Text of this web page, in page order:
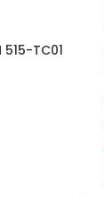
515-TC01